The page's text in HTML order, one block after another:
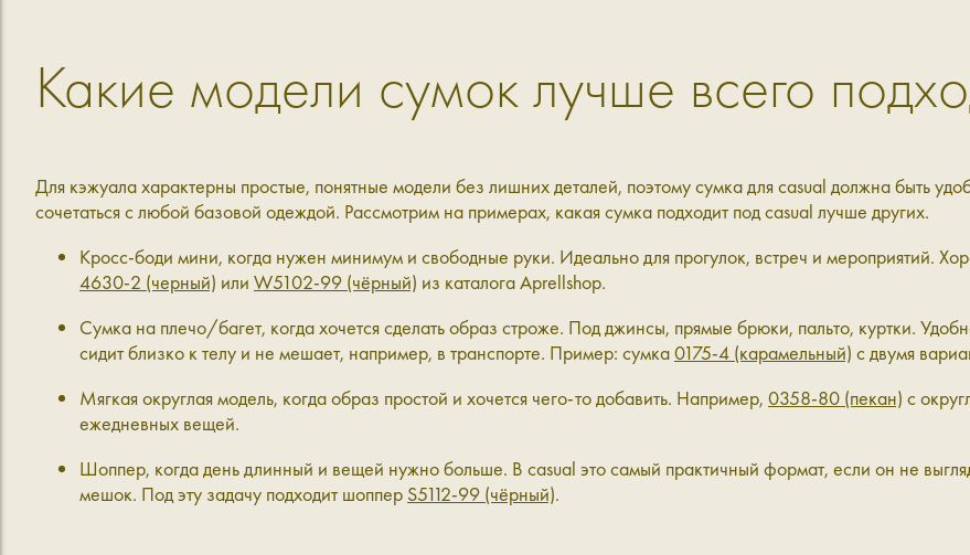
Какие модели сумок лучше всего
Для кэжуала характерны простые, понятные модели без лишних деталей, поэтому сумка для casual должна быть
сочетаться с любой базовой одеждой. Рассмотрим на примерах, какая сумка подходит под casual лучше других.
Кросс-боди мини, когда нужен минимум и свободные руки. Идеально для прогулок, встреч и мероприятий.
4630-2 (черный) или W5102-99 (чёрный) из каталога Aprellshop.
Сумка на плечо/багет, когда хочется сделать образ строже. Под джинсы, прямые брюки, пальто, куртки.
сидит близко к телу и не мешает, например, в транспорте. Пример: сумка0175-4 (карамельный) с двумя
Мягкая округлая модель, когда образ простой и хочется чего-то добавить. Например, 0358-80 (пекан) с
ежедневных вещей.
Шоппер, когда день длинный и вещей нужно больше. В casual это самый практичный формат, если он не
мешок. Под эту задачу подходит шоппер S5112-99 (чёрный).